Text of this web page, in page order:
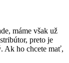
máme však už
preto je
Ak ho chcete mať,